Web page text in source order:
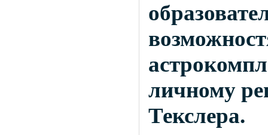
личному
Текслера.